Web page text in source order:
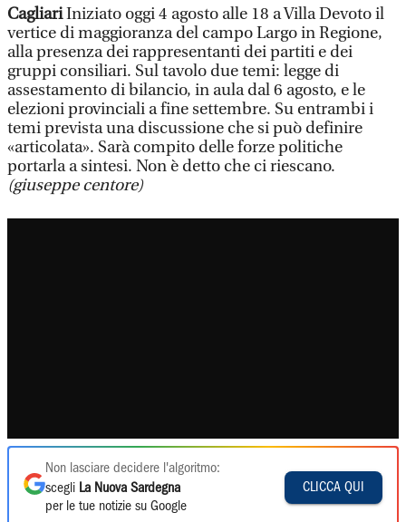
CagliariIniziato oggi 4 agosto alle 18 a Villa Devoto il
vertice di maggioranza del campo Largo in Regione,
alla presenza dei rappresentanti dei partiti e dei
gruppi consiliari. Sul tavolo due temi: legge di
assestamento di bilancio, in aula dal 6 agosto, e le
elezioni provinciali a fine settembre. Su entrambi i
temi prevista una discussione che si può definire
«articolata». Sarà compito delle forze politiche
portarla a sintesi. Non è detto che ci riescano.
(giuseppe centore)
Non lasciare decidere l'algoritmo:
scegli La Nuova Sardegna
per le tue notizie su Google
CLICCA QUI